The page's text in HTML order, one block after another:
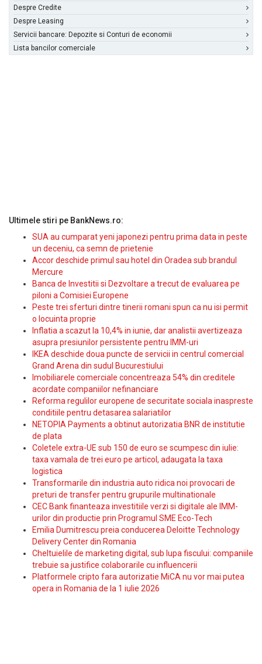
Despre Credite
Despre Leasing
Servicii bancare: Depozite si Conturi de economii
Lista bancilor comerciale
Ultimele stiri pe BankNews.ro:
SUA au cumparat yeni japonezi pentru prima data in peste
un deceniu, ca semn de prietenie
Accor deschide primul sau hotel din Oradea sub brandul
Mercure
Banca de Investitii si Dezvoltare a trecut de evaluarea pe
piloni a Comisiei Europene
Peste trei sferturi dintre tinerii romani spun ca nu isi permit
o locuinta proprie
Inflatia a scazut la 10,4% in iunie, dar analistii avertizeaza
asupra presiunilor persistente pentru IMM-uri
IKEA deschide doua puncte de servicii in centrul comercial
Grand Arena din sudul Bucurestiului
Imobiliarele comerciale concentreaza 54% din creditele
acordate companiilor nefinanciare
Reforma regulilor europene de securitate sociala inaspreste
conditiile pentru detasarea salariatilor
NETOPIA Payments a obtinut autorizatia BNR de institutie
de plata
Coletele extra-UE sub 150 de euro se scumpesc din iulie:
taxa vamala de trei euro pe articol, adaugata la taxa
logistica
Transformarile din industria auto ridica noi provocari de
preturi de transfer pentru grupurile multinationale
CEC Bank finanteaza investitiile verzi si digitale ale IMM-
urilor din productie prin Programul SME Eco-Tech
Emilia Dumitrescu preia conducerea Deloitte Technology
Delivery Center din Romania
Cheltuielile de marketing digital, sub lupa fiscului: companiile
trebuie sa justifice colaborarile cu influencerii
Platformele cripto fara autorizatie MiCA nu vor mai putea
opera in Romania de la 1 iulie 2026